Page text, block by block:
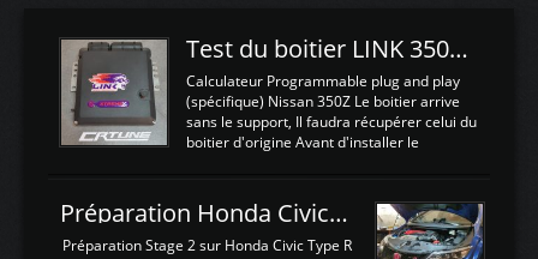
Test du boitier LINK 350Z Plugin ECU
Calculateur Programmable plug and play
(spécifique) Nissan 350Z Le boitier arrive
sans le support, Il faudra récupérer celui du
boitier d'origine Avant d'installer le
d'envoyer l'information de la large bande
dans le boitier. sydney sweeney deepfake
La sortie 0-5V de l'afr sera connectée sur
Préparation Honda Civic Type R FK2
Préparation Stage 2 sur Honda Civic Type R